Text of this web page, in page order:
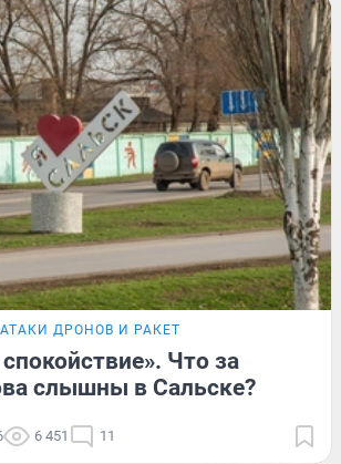
АТАКИ ДРОНОВ И РАКЕТ
Что за
слышны в Сальске?
6 451 11